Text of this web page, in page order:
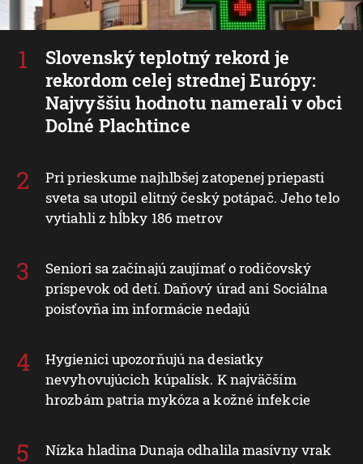
Slovenský teplotný rekord je
rekordom celej strednej Európy:
Najvyššiu hodnotu namerali v obci
Dolné Plachtince
Pri prieskume najhlbšej zatopenej priepasti
sveta sa utopil elitný český potápač. Jeho telo
vytiahli z hĺbky 186 metrov
Seniori sa začínajú zaujímať o rodičovský
príspevok od detí. Daňový úrad ani Sociálna
poisťovňa im informácie nedajú
Hygienici upozorňujú na desiatky
nevyhovujúcich kúpalísk. K najväčším
hrozbám patria mykóza a kožné infekcie
Nízka hladina Dunaja odhalila masívny vrak